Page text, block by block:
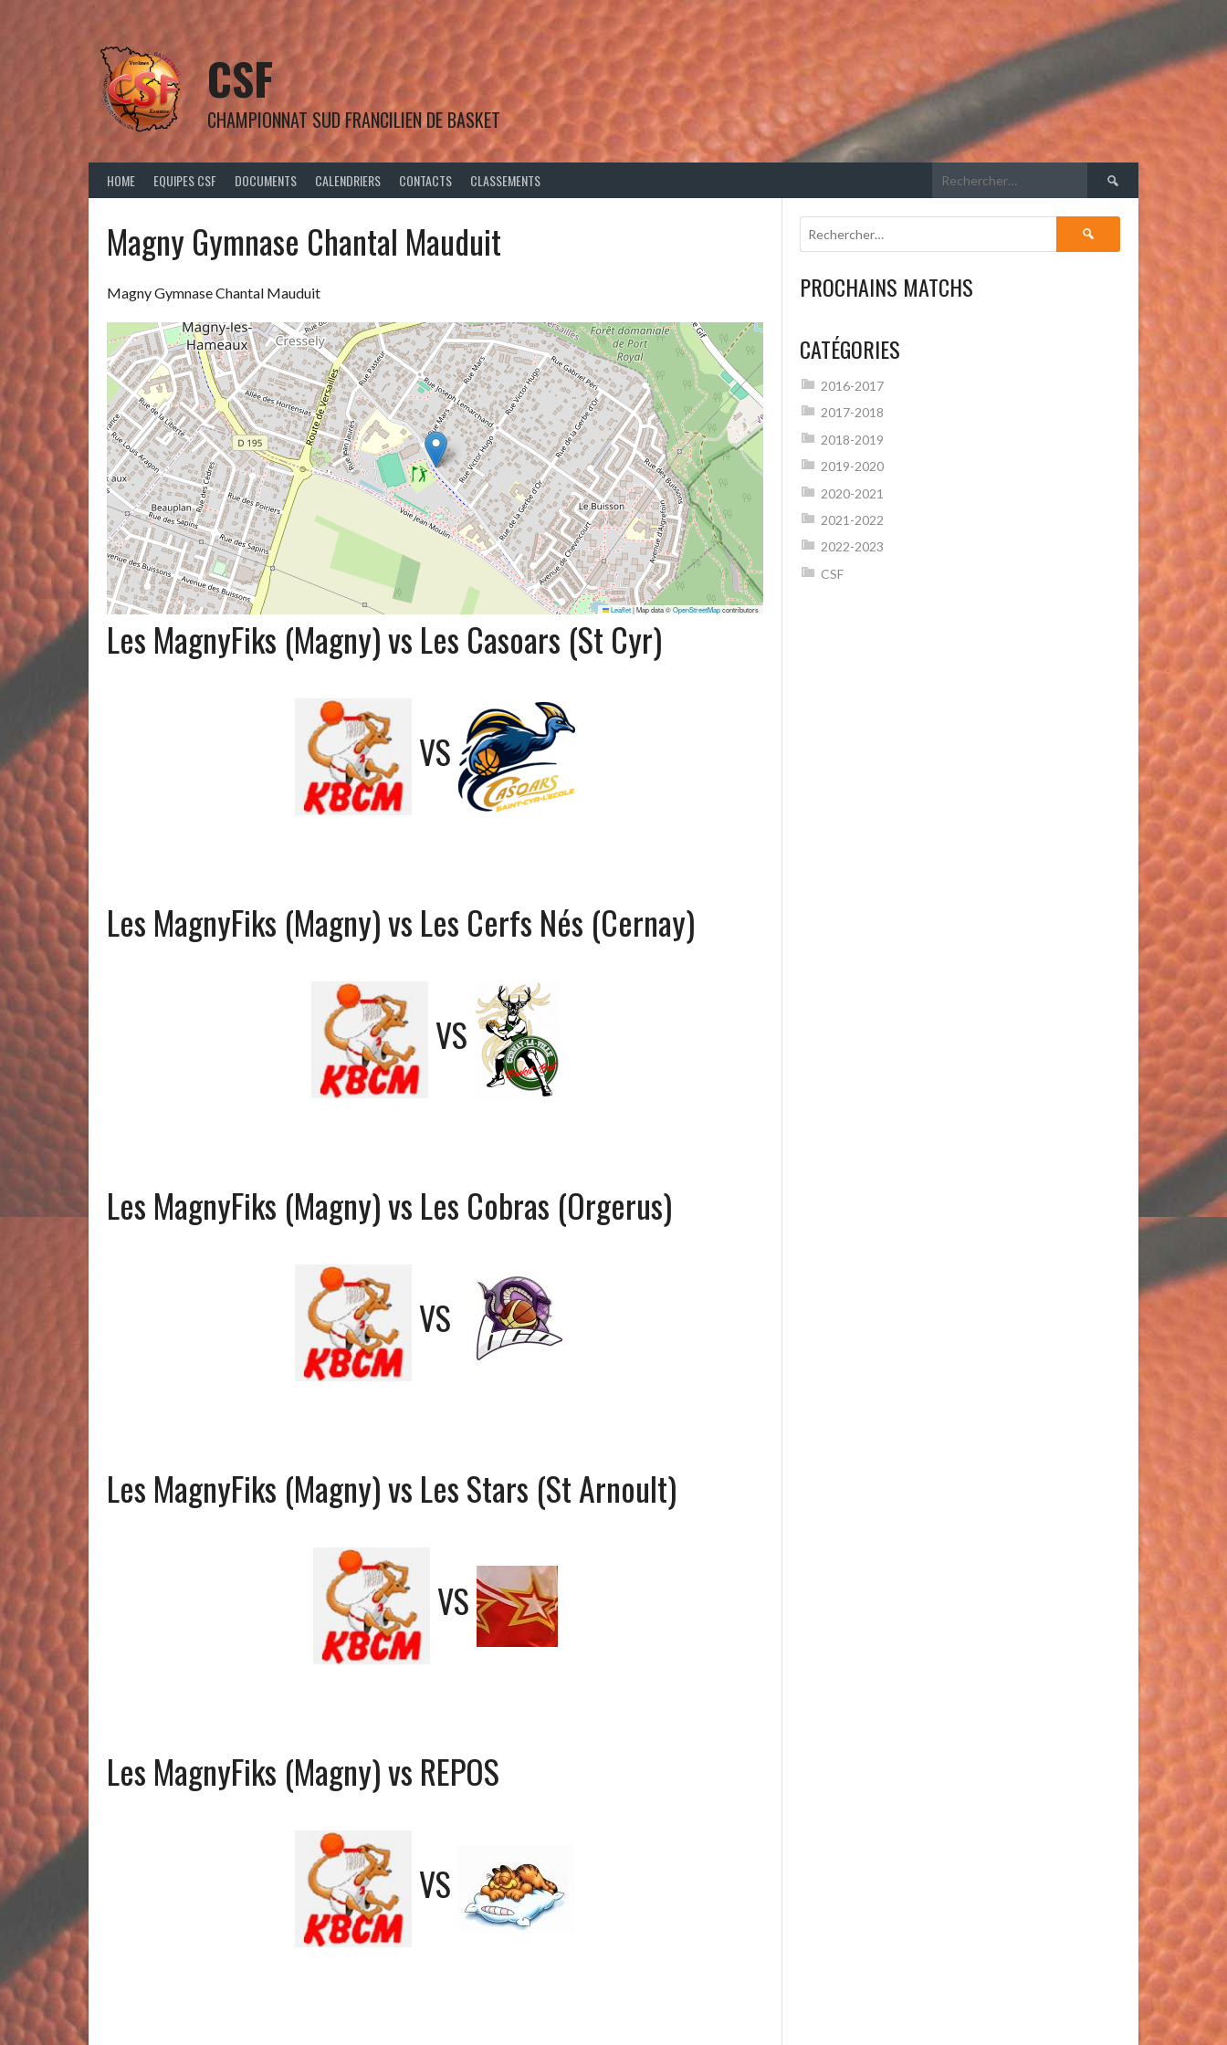
CSF
CHAMPIONNAT SUD FRANCILIEN DE BASKET
HOME EQUIPES CSF DOCUMENTS CALENDRIERS CONTACTS CLASSEMENTS Rechercher :
Magny Gymnase Chantal Mauduit
Magny Gymnase Chantal Mauduit
Leaflet|Map data ©OpenStreetMapcontributors
Les MagnyFiks (Magny) vs Les Casoars (St Cyr)
VS
Les MagnyFiks (Magny) vs Les Cerfs Nés (Cernay)
VS
Les MagnyFiks (Magny) vs Les Cobras (Orgerus)
VS
Les MagnyFiks (Magny) vs Les Stars (St Arnoult)
VS
Les MagnyFiks (Magny) vs REPOS
VS
Rechercher :
PROCHAINS MATCHS
CATÉGORIES
2016-2017
2017-2018
2018-2019
2019-2020
2020-2021
2021-2022
2022-2023
CSF